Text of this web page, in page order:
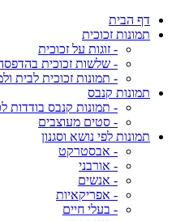
דף הבית
תמונות זכוכית
- זוגות על זכוכית
- שלשות זכוכית
- תמונות זכוכית לבית
תמונות קנבס
- תמונות קנבס בודדות
- סטים מעוצבים
תמונות לפי נושא וסגנון
- אבסטרקט
- אורבני
- אנשים
- אפריקאיות
- בעלי חיים